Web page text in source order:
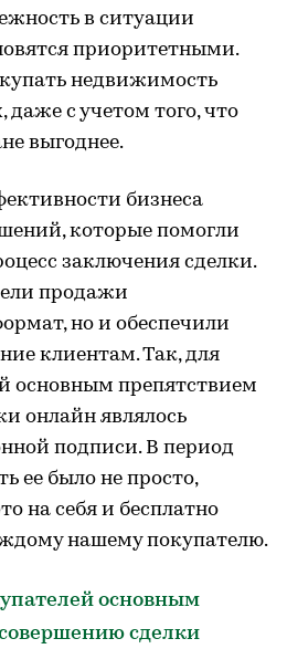
в ситуации
приоритетными.
недвижимость
даже с учетом того, что
выгоднее.
бизнеса
которые помогли
заключения сделки.
продажи
но и обеспечили
клиентам. Так, для
основным препятствием
онлайн являлось
подписи. В период
ее было не просто,
на себя и бесплатно
нашему покупателю.
основным
сделки